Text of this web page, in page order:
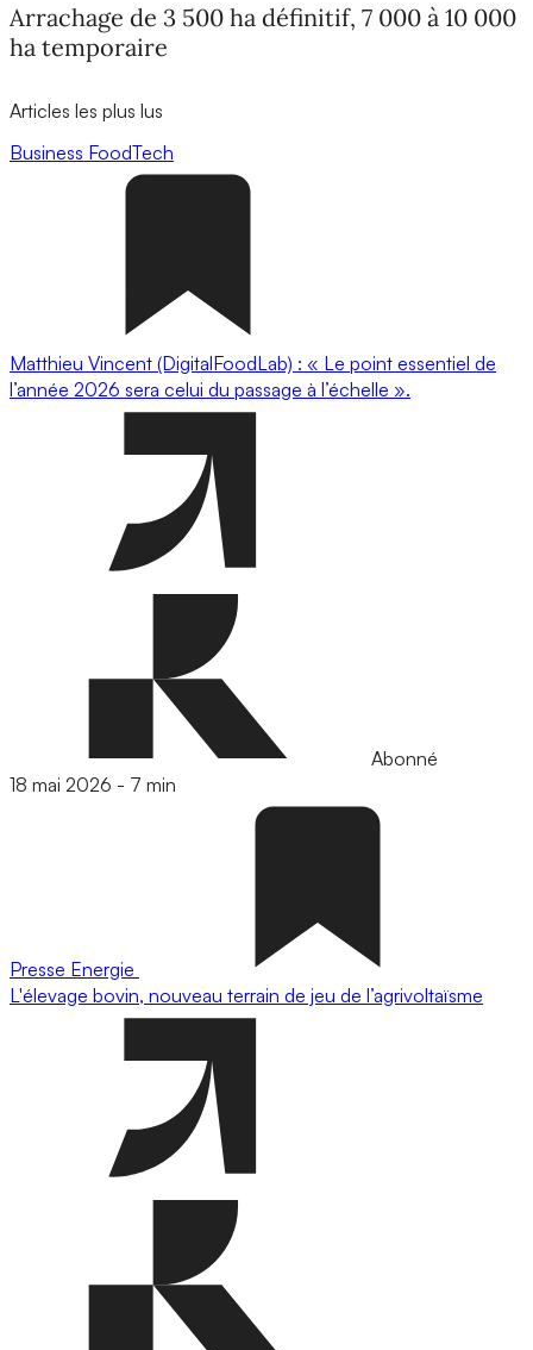
Arrachage de 3 500 ha définitif, 7 000 à 10 000
ha temporaire
Articles les plus lus
Business FoodTech
Matthieu Vincent (DigitalFoodLab) : « Le point essentiel de
l’année 2026 sera celui du passage à l’échelle ».
Abonné
18 mai 2026 - 7 min
Presse Energie
L'élevage bovin, nouveau terrain de jeu de l’agrivoltaïsme